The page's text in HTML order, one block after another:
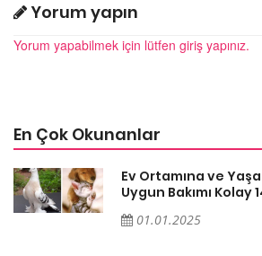
Yorum yapın
Yorum yapabilmek için lütfen giriş yapınız.
En Çok Okunanlar
Ev Ortamına ve
Uygun Bakımı Kolay
01.01.2025